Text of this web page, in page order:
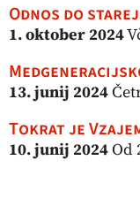
Odnos do
1. oktober 2024
13. junij 2024
Tokrat je
10. junij 2024Od